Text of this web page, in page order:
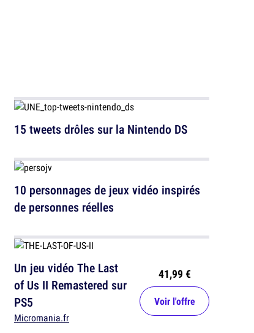
15 tweets drôles sur la Nintendo DS
10 personnages de jeux vidéo inspirés
de personnes réelles
Un jeu vidéo The Last
of Us II Remastered sur
PS5
Micromania.fr
41,99 €
Voir l'offre